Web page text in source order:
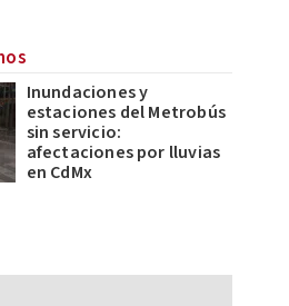
Inundaciones y
estaciones del Metrobús
sin servicio:
afectaciones por lluvias
en CdMx